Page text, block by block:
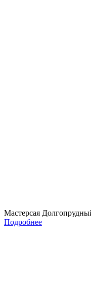
Мастерсая
Подробнее